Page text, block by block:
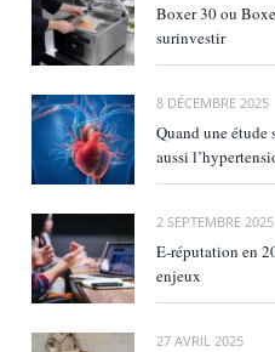
Boxer 30 ou
surinvestir
8 DÉCEMBRE 2025
Quand une
aussi
2 SEPTEMBRE 2025
E‑réputation en
enjeux
27 AVRIL 2025